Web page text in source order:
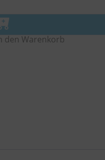
den Warenkorb